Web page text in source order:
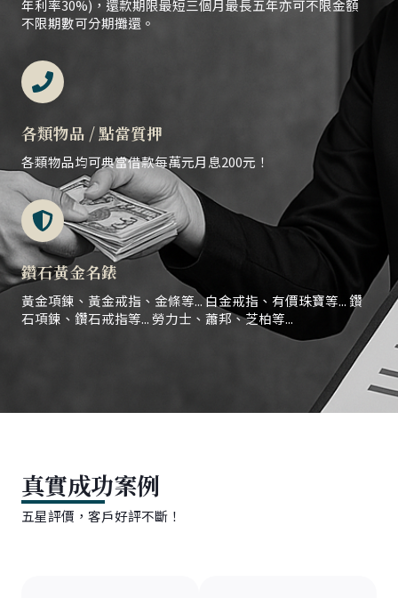
年利率30%)，還款期限最短三個月最長五年亦可不限金額
不限期數可分期攤還。
各類物品 / 點當質押
各類物品均可典當借款每萬元月息200元！
鑽石黃金名錶
黃金項鍊、黃金戒指、金條等... 白金戒指、有價珠寶等... 鑽
石項鍊、鑽石戒指等... 勞力士、蕭邦、芝柏等...
真實成功案例
五星評價，客戶好評不斷！